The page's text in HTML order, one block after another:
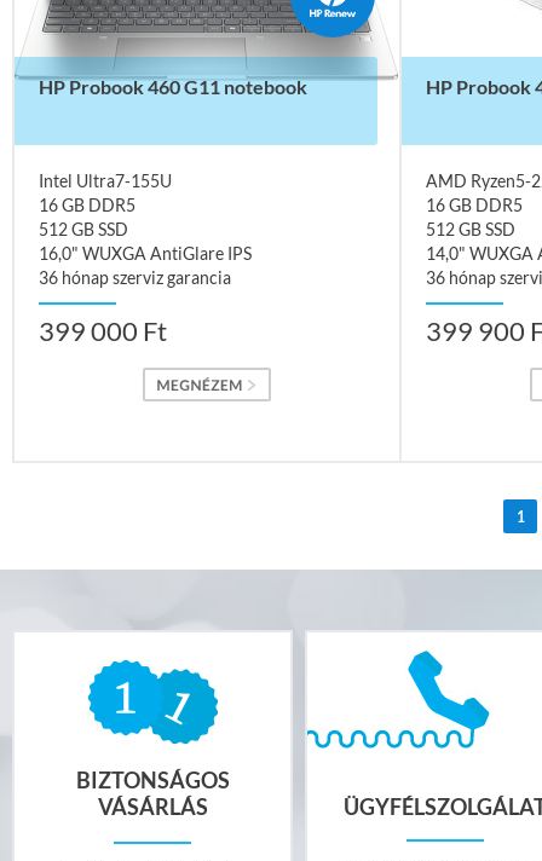
HP Probook 460 G11 notebook
Intel Ultra7-155U
16 GB DDR5
512 GB SSD
16,0" WUXGA AntiGlare IPS
36 hónap szerviz garancia
399 000 Ft
HP Probook
AMD Ryzen5-
16 GB DDR5
512 GB SSD
14,0" WUXGA
36 hónap
399 900
1
BIZTONSÁGOS
VÁSÁRLÁS